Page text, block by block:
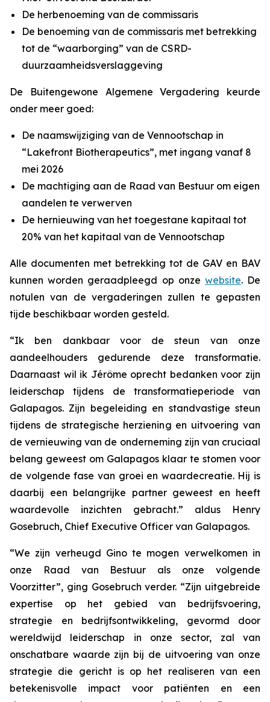
De herbenoeming van de commissaris
De benoeming van de commissaris met betrekking
tot de “waarborging” van de CSRD-
duurzaamheidsverslaggeving
De Buitengewone Algemene Vergadering keurde
onder meer goed:
De naamswijziging van de Vennootschap in
“Lakefront Biotherapeutics”, met ingang vanaf 8
mei 2026
De machtiging aan de Raad van Bestuur om eigen
aandelen te verwerven
De hernieuwing van het toegestane kapitaal tot
20% van het kapitaal van de Vennootschap
Alle documenten met betrekking tot de GAV en BAV
kunnen worden geraadpleegd op onze website. De
notulen van de vergaderingen zullen te gepasten
tijde beschikbaar worden gesteld.
“Ik ben dankbaar voor de steun van onze
aandeelhouders gedurende deze transformatie.
Daarnaast wil ik Jérôme oprecht bedanken voor zijn
leiderschap tijdens de transformatieperiode van
Galapagos. Zijn begeleiding en standvastige steun
tijdens de strategische herziening en uitvoering van
de vernieuwing van de onderneming zijn van cruciaal
belang geweest om Galapagos klaar te stomen voor
de volgende fase van groei en waardecreatie. Hij is
daarbij een belangrijke partner geweest en heeft
waardevolle inzichten gebracht.” aldus Henry
Gosebruch, Chief Executive Officer van Galapagos.
“We zijn verheugd Gino te mogen verwelkomen in
onze Raad van Bestuur als onze volgende
Voorzitter”, ging Gosebruch verder. “Zijn uitgebreide
expertise op het gebied van bedrijfsvoering,
strategie en bedrijfsontwikkeling, gevormd door
wereldwijd leiderschap in onze sector, zal van
onschatbare waarde zijn bij de uitvoering van onze
strategie die gericht is op het realiseren van een
betekenisvolle impact voor patiënten en een